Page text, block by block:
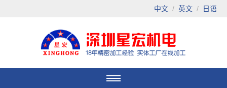
中文 / 英文 / 日语